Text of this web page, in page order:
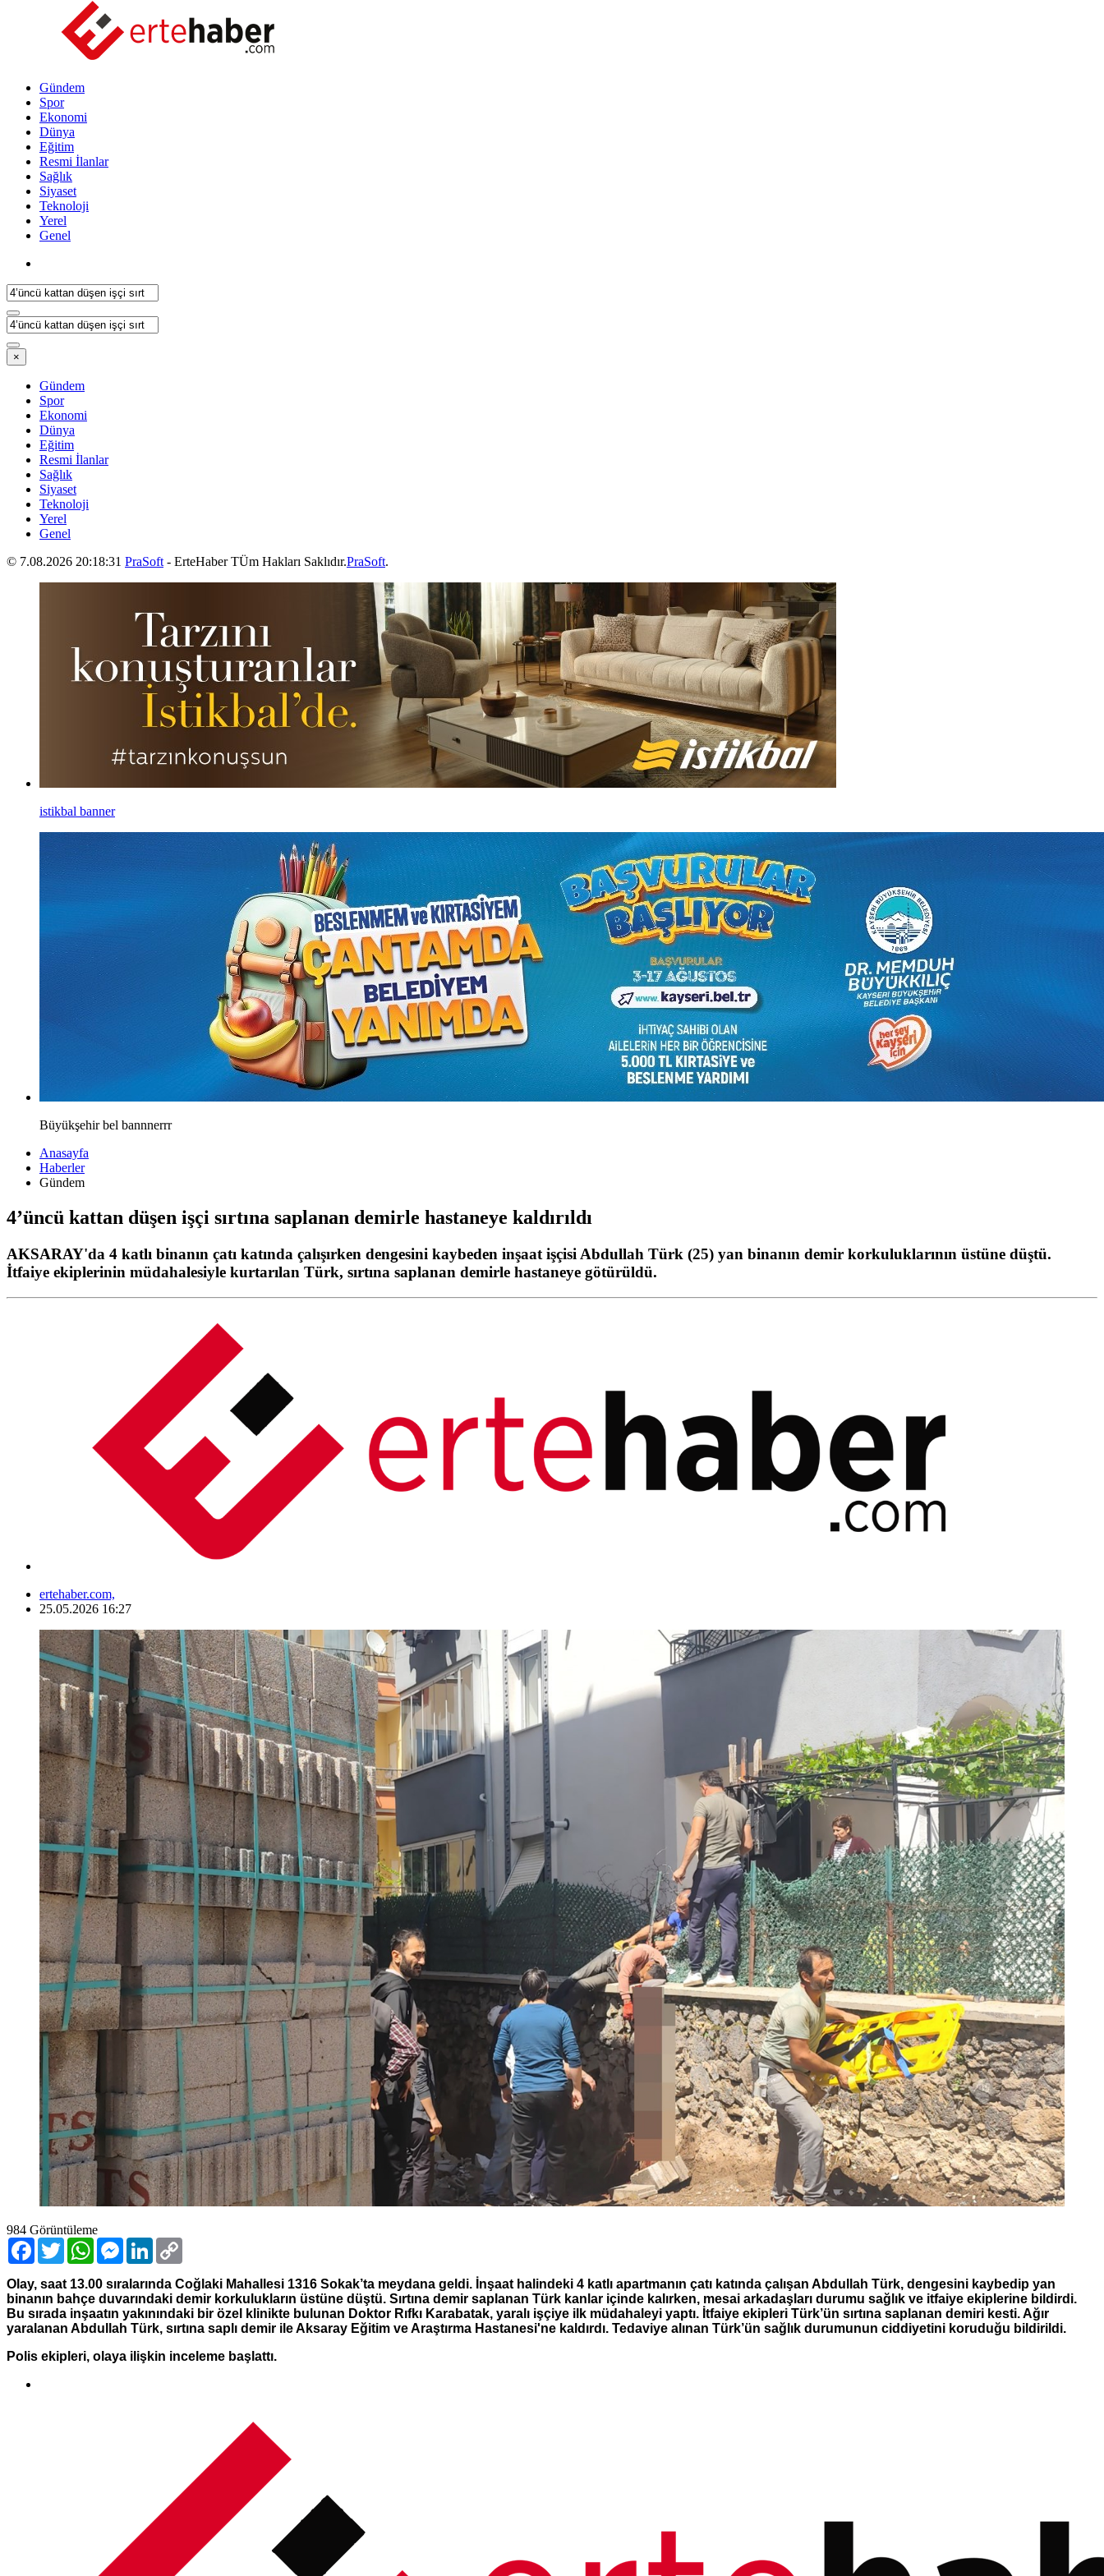
Gündem
Spor
Ekonomi
Dünya
Eğitim
Resmi İlanlar
Sağlık
Siyaset
Teknoloji
Yerel
Genel
×
Gündem
Spor
Ekonomi
Dünya
Eğitim
Resmi İlanlar
Sağlık
Siyaset
Teknoloji
Yerel
Genel
© 7.08.2026 20:18:31 PraSoft - ErteHaber TÜm Hakları Saklıdır.PraSoft.
istikbal banner
Büyükşehir bel bannnerrr
Anasayfa
Haberler
Gündem
4’üncü kattan düşen işçi sırtına saplanan demirle hastaneye kaldırıldı
AKSARAY'da 4 katlı binanın çatı katında çalışırken dengesini kaybeden inşaat işçisi Abdullah Türk (25) yan binanın demir korkuluklarının üstüne düştü.
İtfaiye ekiplerinin müdahalesiyle kurtarılan Türk, sırtına saplanan demirle hastaneye götürüldü.
ertehaber.com,
25.05.2026 16:27
984 Görüntüleme
Facebook
TwitterWhatsAppMessenger
LinkedIn
Olay, saat 13.00 sıralarında Coğlaki Mahallesi 1316 Sokak’ta meydana geldi. İnşaat halindeki 4 katlı apartmanın çatı katında çalışan Abdullah Türk, dengesini kaybedip yan
binanın bahçe duvarındaki demir korkulukların üstüne düştü. Sırtına demir saplanan Türk kanlar içinde kalırken, mesai arkadaşları durumu sağlık ve itfaiye ekiplerine bildirdi.
Bu sırada inşaatın yakınındaki bir özel klinikte bulunan Doktor Rıfkı Karabatak, yaralı işçiye ilk müdahaleyi yaptı. İtfaiye ekipleri Türk’ün sırtına saplanan demiri kesti. Ağır
yaralanan Abdullah Türk, sırtına saplı demir ile Aksaray Eğitim ve Araştırma Hastanesi'ne kaldırdı. Tedaviye alınan Türk’ün sağlık durumunun ciddiyetini koruduğu bildirildi.
Polis ekipleri, olaya ilişkin inceleme başlattı.